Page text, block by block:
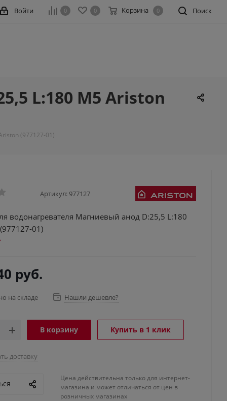
Поиск
0 0 Корзина 0
Войти
L:180 M5 Ariston
(977127-01)
Артикул: 977127
водонагревателя Магниевый анод D:25,5 L:180
01)
руб.
на складе Нашли дешевле?
В корзину Купить в 1 клик
доставку
Цена действительна только для интернет-
магазина и может отличаться от цен в
розничных магазинах